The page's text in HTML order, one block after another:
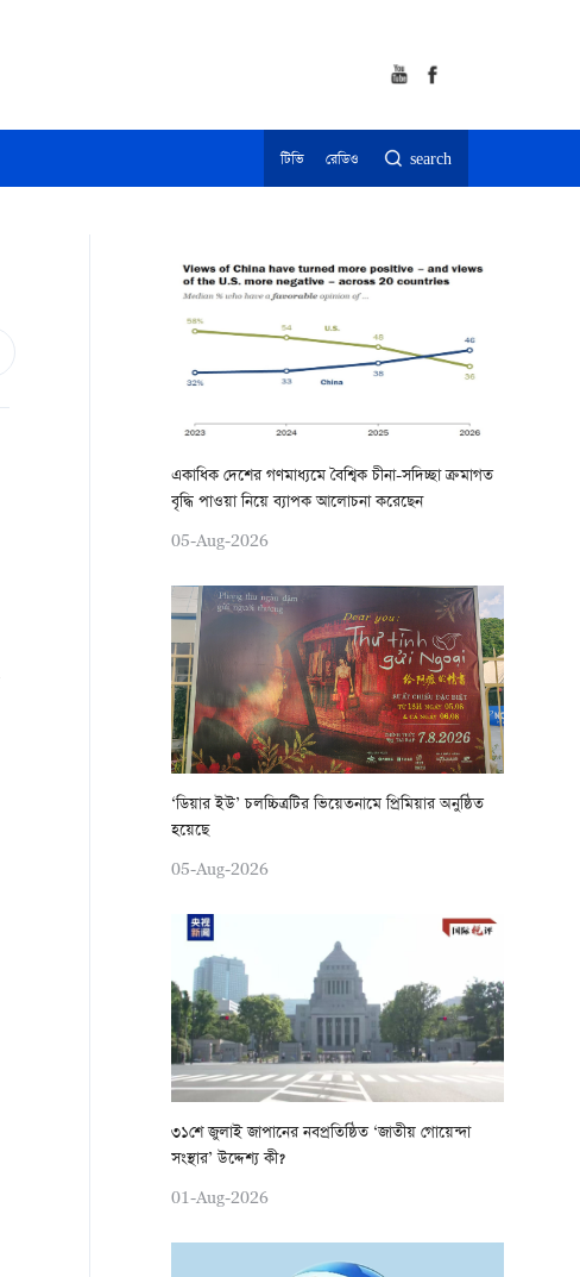
টিভি রেডিও search
একাধিক দেশের গণমাধ্যমে বৈশ্বিক চীনা-সদিচ্ছা ক্রমাগত
বৃদ্ধি পাওয়া নিয়ে ব্যাপক আলোচনা করেছেন
05-Aug-2026
‘ডিয়ার ইউ’ চলচ্চিত্রটির ভিয়েতনামে প্রিমিয়ার অনুষ্ঠিত
হয়েছে
05-Aug-2026
৩১শে জুলাই জাপানের নবপ্রতিষ্ঠিত ‘জাতীয় গোয়েন্দা
সংস্থার’ উদ্দেশ্য কী?
01-Aug-2026